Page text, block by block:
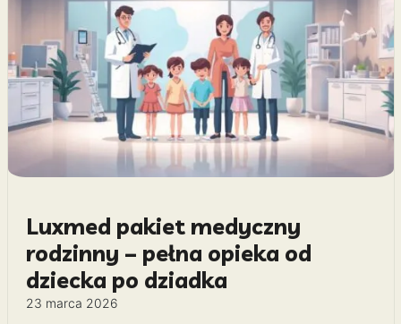
Luxmed pakiet medyczny
rodzinny – pełna opieka od
dziecka po dziadka
23 marca 2026